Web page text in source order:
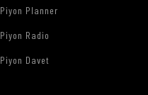
Piyon Planner
Piyon Radio
Piyon Davet